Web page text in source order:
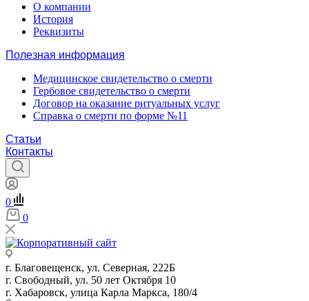
О компании
История
Реквизиты
Полезная информация
Медицинское свидетельство о смерти
Гербовое свидетельство о смерти
Договор на оказание ритуальных услуг
Справка о смерти по форме №11
Статьи
Контакты
0
0
г. Благовещенск, ул. Северная, 222Б
г. Свободный, ул. 50 лет Октября 10
г. Хабаровск, улица Карла Маркса, 180/4